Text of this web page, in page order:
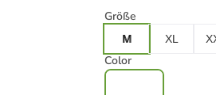
Größe
M XL
Color